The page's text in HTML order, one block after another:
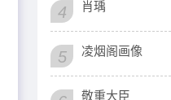
4 肖瑀
5 凌烟阁画像
敬重大臣